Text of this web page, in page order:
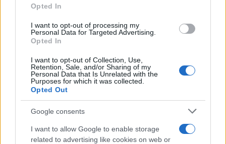
Opted In
I want to opt-out of processing my
Personal Data for Targeted Advertising.
Opted In
I want to opt-out of Collection, Use,
Retention, Sale, and/or Sharing of my
Personal Data that Is Unrelated with the
Purposes for which it was collected.
Opted Out
Google consents
I want to allow Google to enable storage
related to advertising like cookies on web or
rossa. Approvato il nuovo decreto
legge anti-Covid
facebook Ostia ultime-notizie